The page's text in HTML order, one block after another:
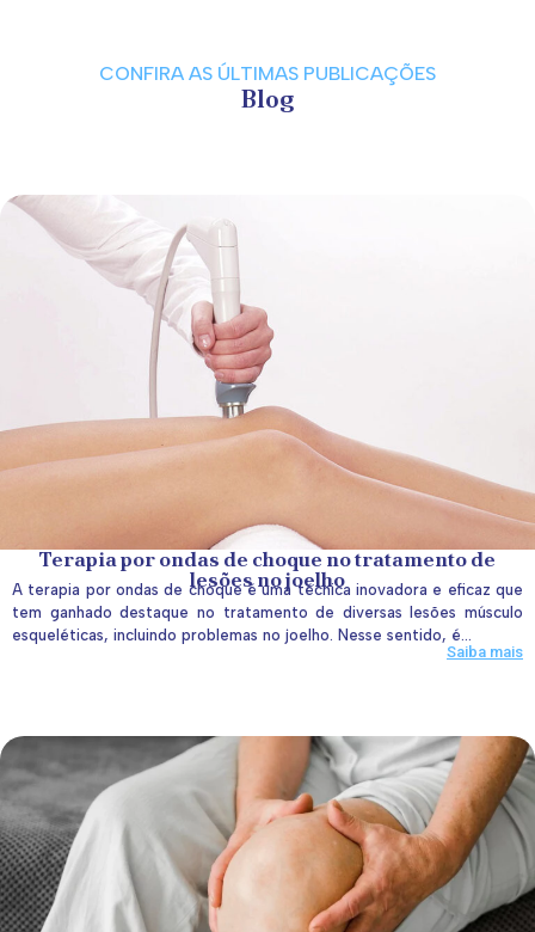
CONFIRA AS ÚLTIMAS PUBLICAÇÕES
Blog
Terapia por ondas de choque no tratamento de
lesões no joelho
A terapia por ondas de choque é uma técnica inovadora e eficaz que
tem ganhado destaque no tratamento de diversas lesões músculo
esqueléticas, incluindo problemas no joelho. Nesse sentido, é...
Saiba mais